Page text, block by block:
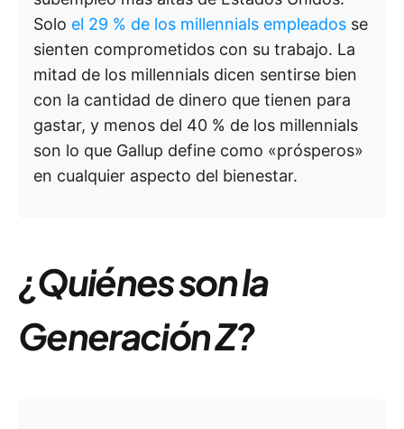
Solo el 29 % de los millennials empleados se
sienten comprometidos con su trabajo. La
mitad de los millennials dicen sentirse bien
con la cantidad de dinero que tienen para
gastar, y menos del 40 % de los millennials
son lo que Gallup define como «prósperos»
en cualquier aspecto del bienestar.
¿Quiénes son la
Generación Z?